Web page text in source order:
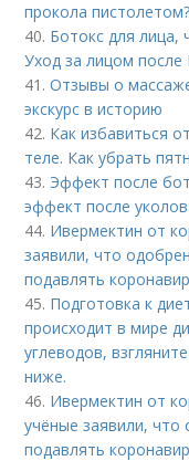
прокола пистолетом?
40. Ботокс для лица,
Уход за лицом
41.Отзывы о
экскурс в историю
42. Как избавиться
теле. Как убрать
43. Эффект после
эффект после
44. Ивермектин от
заявили, что
подавлять
45. Подготовка к
происходит в мире
углеводов,
ниже.
46. Ивермектин от
учёные заявили,
подавлять